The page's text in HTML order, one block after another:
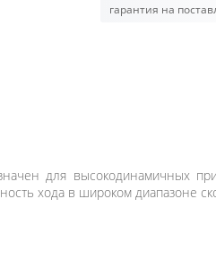
гарантия на
для высокодинамичных
хода в широком диапазоне